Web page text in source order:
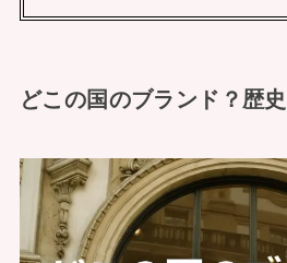
どこの国のブランド？歴